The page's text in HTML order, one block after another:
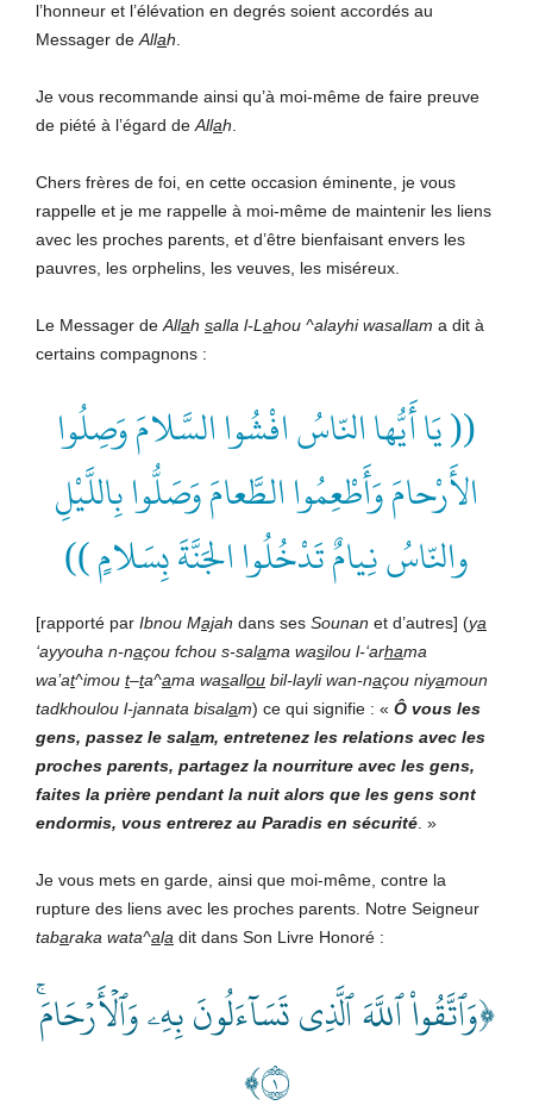
l’honneur et l’élévation en degrés soient accordés au
Messager deAllah.
Je vous recommande ainsi qu’à moi-même de faire preuve
de piété à l’égard deAllah.
Chers frères de foi, en cette occasion éminente, je vous
rappelle et je me rappelle à moi-même de maintenir les liens
avec les proches parents, et d’être bienfaisant envers les
pauvres, les orphelins, les veuves, les miséreux.
Le Messager deAllah salla l-Lahou ^alayhi wasallam a dit à
certains compagnons :
(( يَا أَيُّها النّاسُ افْشُوا السَّلامَ وَصِلُوا
الأَرْحامَ وَأَطْعِمُوا الطَّعامَ وَصَلُّوا بِاللَّيْلِ
والنّاسُ نِيامٌ تَدْخُلُوا الجَنَّةَ بِسَلامٍ ))
[rapporté par Ibnou Majah dans ses Sounan et d’autres] (ya
‘ayyouha n-naçou fchou s-salama wasilou l-‘arhama
wa’at^imou t–ta^ama wasallou bil-layli wan-naçou niyamoun
tadkhoulou l-jannata bisalam) ce qui signifie : « Ô vous les
gens, passez le salam, entretenez les relations avec les
proches parents, partagez la nourriture avec les gens,
faites la prière pendant la nuit alors que les gens sont
endormis, vous entrerez au Paradis en sécurité. »
Je vous mets en garde, ainsi que moi-même, contre la
rupture des liens avec les proches parents. Notre Seigneur
tabaraka wata^ala dit dans Son Livre Honoré :
﴿وَٱتَّقُواْ ٱللَّهَ ٱلَّذِي تَسَآءَلُونَ بِهِۦ وَٱلۡأَرۡحَامَۚ
١﴾